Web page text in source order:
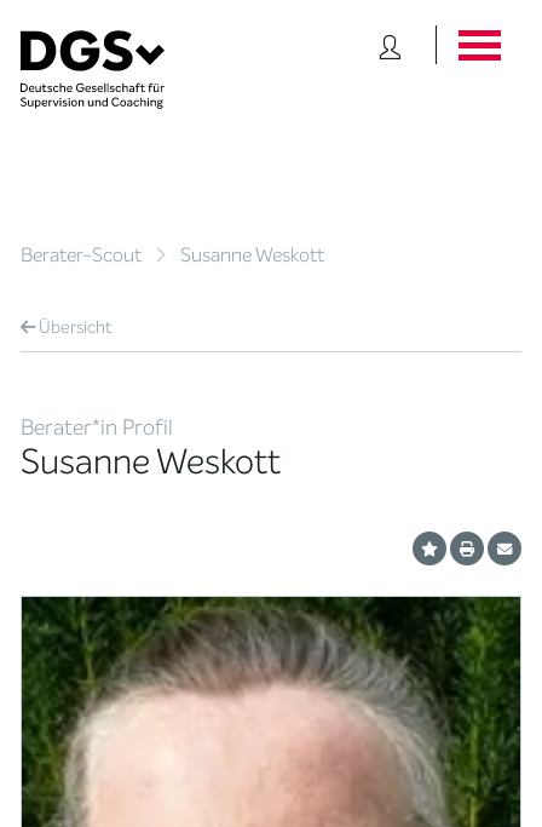
Berater-Scout Susanne Weskott
Übersicht
Berater*in Profil
Susanne Weskott